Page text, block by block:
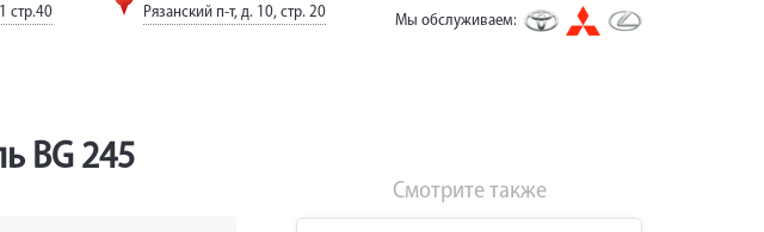
стр.40 Рязанский п-т, д. 10, стр. 20 Мы обслуживаем:
Смотрите также
BG 245